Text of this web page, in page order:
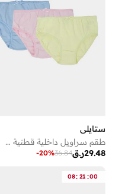
ستايلي
طقم سراويل داخلية قطنية من 3 قطع بتفاصيل فيونكة للمراهقات
ر.ق29.48
36.84
-20%
08: 21 :00